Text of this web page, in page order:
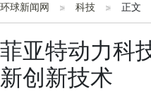
环球新闻网 科技 正文
菲亚特动力科
新创新技术